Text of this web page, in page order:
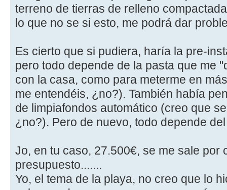
terreno de tierras de relleno
lo que no se si esto, me podrá dar
Es cierto que si pudiera, haría la pre-
pero todo depende de la pasta que me
con la casa, como para meterme en
me entendéis, ¿no?). También había
de limpiafondos automático (creo que
¿no?). Pero de nuevo, todo depende
Jo, en tu caso, 27.500€, se me sale por
presupuesto.......
Yo, el tema de la playa, no creo que lo